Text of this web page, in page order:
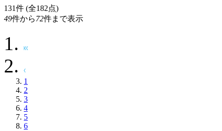
131件 (全182点)
49件から72件まで表示
1
2
3
4
5
6